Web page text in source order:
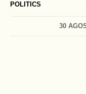
POLITICS
30